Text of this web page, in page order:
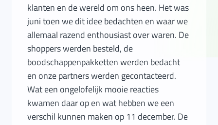
klanten en de wereld om ons heen. Het was
juni toen we dit idee bedachten en waar we
allemaal razend enthousiast over waren. De
shoppers werden besteld, de
boodschappenpakketten werden bedacht
en onze partners werden gecontacteerd.
Wat een ongelofelijk mooie reacties
kwamen daar op en wat hebben we een
verschil kunnen maken op 11 december. De